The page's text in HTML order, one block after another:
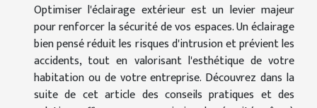
Optimiser l'éclairage extérieur est un levier majeur
pour renforcer la sécurité de vos espaces. Un éclairage
bien pensé réduit les risques d'intrusion et prévient les
accidents, tout en valorisant l'esthétique de votre
habitation ou de votre entreprise. Découvrez dans la
suite de cet article des conseils pratiques et des